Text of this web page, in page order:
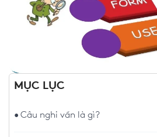
MỤC LỤC
Câu nghi vấn là gì?